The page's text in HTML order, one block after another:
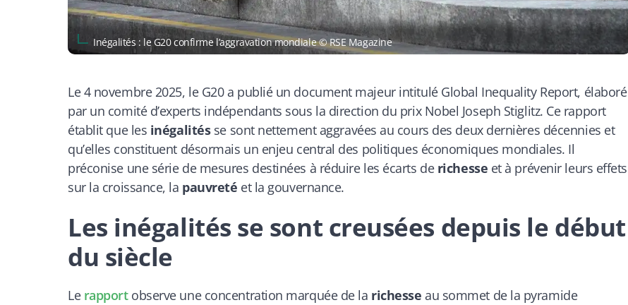
Inégalités : le G20 confirme l’aggravation mondiale © RSE Magazine
Le 4 novembre 2025, le G20 a publié un document majeur intitulé Global Inequality Report, élaboré
par un comité d’experts indépendants sous la direction du prix Nobel Joseph Stiglitz. Ce rapport
établit que les inégalitésse sont nettement aggravées au cours des deux dernières décennies et
qu’elles constituent désormais un enjeu central des politiques économiques mondiales. Il
préconise une série de mesures destinées à réduire les écarts de richesse et à prévenir leurs effets
sur la croissance, la pauvreté et la gouvernance.
Les inégalités se sont creusées depuis le début
du siècle
Lerapportobserve une concentration marquée de la richesse au sommet de la pyramide